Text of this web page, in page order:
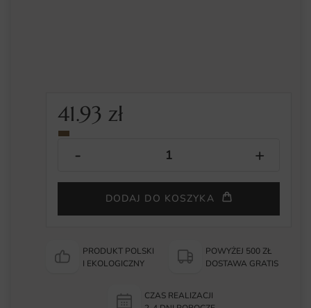
41.93zł
DODAJ DO KOSZYKA
PRODUKT POLSKI
I EKOLOGICZNY
POWYŻEJ 500 ZŁ
DOSTAWA GRATIS
CZAS REALIZACJI